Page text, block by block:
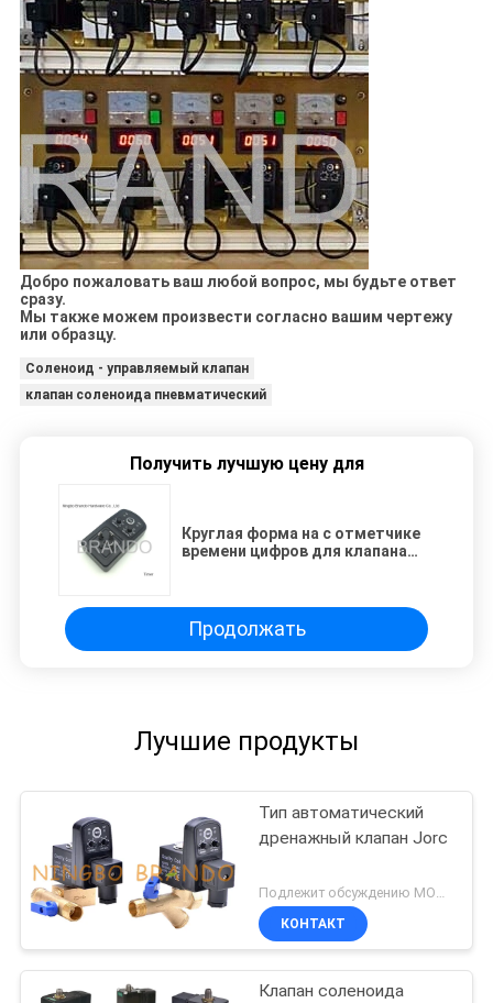
Добро пожаловать ваш любой вопрос, мы будьте ответ
сразу.
Мы также можем произвести согласно вашим чертежу
или образцу.
Соленоид - управляемый клапан
клапан соленоида пневматический
Получить лучшую цену для
Круглая форма на с отметчике
времени цифров для клапана
Продолжать
Лучшие продукты
Тип автоматический
дренажный клапан Jorc
Подлежит обсуждению MOQ:1 ПК
КОНТАКТ
Клапан соленоида